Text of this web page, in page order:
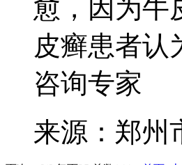
愈，因为牛
皮癣患者认
咨询专家
来源：郑州